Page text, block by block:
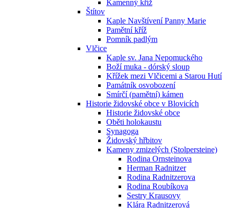
Kamenný kříž
Štítov
Kaple Navštívení Panny Marie
Pamětní kříž
Pomník padlým
Vlčice
Kaple sv. Jana Nepomuckého
Boží muka - dórský sloup
Křížek mezi Vlčicemi a Starou Hutí
Památník osvobození
Smírčí (pamětní) kámen
Historie židovské obce v Blovicích
Historie židovské obce
Oběti holokaustu
Synagoga
Židovský hřbitov
Kameny zmizelých (Stolpersteine)
Rodina Ornsteinova
Herman Radnitzer
Rodina Radnitzerova
Rodina Roubíkova
Sestry Krausovy
Klára Radnitzerová